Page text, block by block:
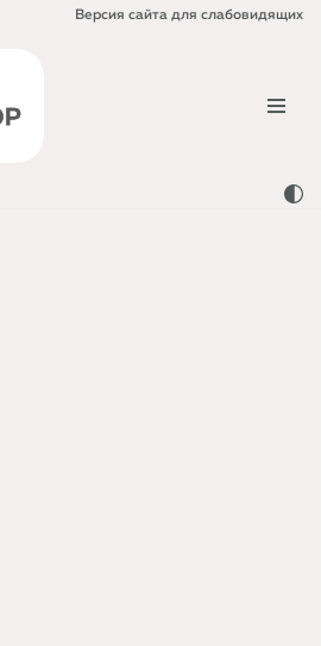
Версия сайта для слабовидящих